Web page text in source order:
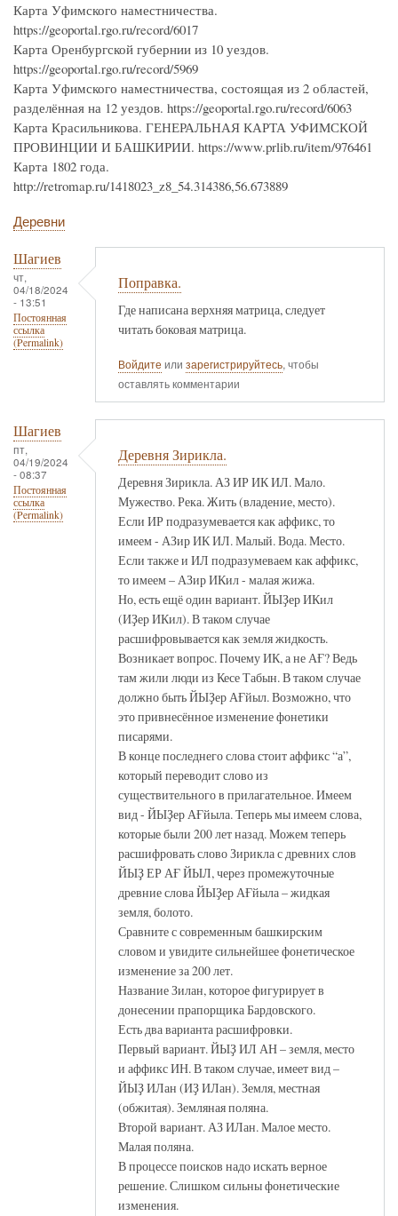
Карта Уфимского наместничества.
https://geoportal.rgo.ru/record/6017
Карта Оренбургской губернии из 10 уездов.
https://geoportal.rgo.ru/record/5969
Карта Уфимского наместничества, состоящая из 2 областей,
разделённая на 12 уездов. https://geoportal.rgo.ru/record/6063
Карта Красильникова. ГЕНЕРАЛЬНАЯ КАРТА УФИМСКОЙ
ПРОВИНЦИИ И БАШКИРИИ. https://www.prlib.ru/item/976461
Карта 1802 года.
http://retromap.ru/1418023_z8_54.314386,56.673889
Деревни
Шагиев
чт,
04/18/2024
- 13:51
Постоянная
ссылка
(Permalink)
Поправка.
Где написана верхняя матрица, следует
читать боковая матрица.
Войдите или зарегистрируйтесь, чтобы
оставлять комментарии
Шагиев
пт,
04/19/2024
- 08:37
Постоянная
ссылка
(Permalink)
Деревня Зирикла.
Деревня Зирикла. АЗ ИР ИК ИЛ. Мало.
Мужество. Река. Жить (владение, место).
Если ИР подразумевается как аффикс, то
имеем - АЗир ИК ИЛ. Малый. Вода. Место.
Если также и ИЛ подразумеваем как аффикс,
то имеем – АЗир ИКил - малая жижа.
Но, есть ещё один вариант. ЙЫҘер ИКил
(ИҘер ИКил). В таком случае
расшифровывается как земля жидкость.
Возникает вопрос. Почему ИК, а не АҒ? Ведь
там жили люди из Кесе Табын. В таком случае
должно быть ЙЫҘер АҒйыл. Возможно, что
это привнесённое изменение фонетики
писарями.
В конце последнего слова стоит аффикс “а”,
который переводит слово из
существительного в прилагательное. Имеем
вид - ЙЫҘер АҒйыла. Теперь мы имеем слова,
которые были 200 лет назад. Можем теперь
расшифровать слово Зирикла с древних слов
ЙЫҘ ЕР АҒ ЙЫЛ, через промежуточные
древние слова ЙЫҘер АҒйыла – жидкая
земля, болото.
Сравните с современным башкирским
словом и увидите сильнейшее фонетическое
изменение за 200 лет.
Название Зилан, которое фигурирует в
донесении прапорщика Бардовского.
Есть два варианта расшифровки.
Первый вариант. ЙЫҘ ИЛ АН – земля, место
и аффикс ИН. В таком случае, имеет вид –
ЙЫҘ ИЛан (ИҘ ИЛан). Земля, местная
(обжитая). Земляная поляна.
Второй вариант. АЗ ИЛан. Малое место.
Малая поляна.
В процессе поисков надо искать верное
решение. Слишком сильны фонетические
изменения.